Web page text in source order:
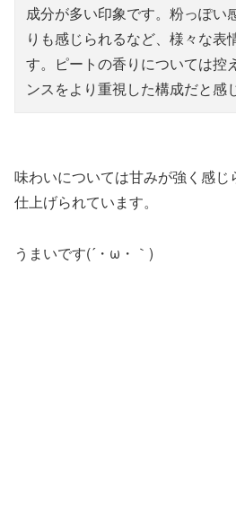
成分が多い印象です。粉っぽい
りも感じられるなど、様々な表
す。ピートの香りについては控
ンスをより重視した構成だと感
味わいについては甘みが強く感じ
仕上げられています。
うまいです(´・ω・｀)